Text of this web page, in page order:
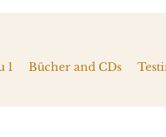
1 Bücher and CDs